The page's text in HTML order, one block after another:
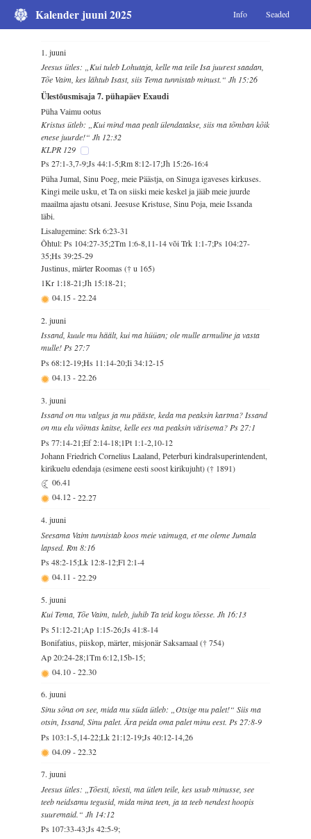
Kalender juuni 2025 Info Seaded
1. juuni
Jeesus ütles: „Kui tuleb Lohutaja, kelle ma teile Isa juurest saadan,
Tõe Vaim, kes lähtub Isast, siis Tema tunnistab minust.“ Jh 15:26
Ülestõusmisaja 7. pühapäev Exaudi
Püha Vaimu ootus
Kristus ütleb: „Kui mind maa pealt ülendatakse, siis ma tõmban kõik
enese juurde!“ Jh 12:32
KLPR 129
Ps 27:1-3,7-9;Js 44:1-5;Rm 8:12-17;Jh 15:26-16:4
Püha Jumal, Sinu Poeg, meie Päästja, on Sinuga igaveses kirkuses.
Kingi meile usku, et Ta on siiski meie keskel ja jääb meie juurde
maailma ajastu otsani. Jeesuse Kristuse, Sinu Poja, meie Issanda
läbi.
Lisalugemine: Srk 6:23-31
Õhtul: Ps 104:27-35;2Tm 1:6-8,11-14 või Trk 1:1-7;Ps 104:27-
35;Hs 39:25-29
Justinus, märter Roomas († u 165)
1Kr 1:18-21;Jh 15:18-21;
04.15-22.24
2. juuni
Issand, kuule mu häält, kui ma hüüan; ole mulle armuline ja vasta
mulle! Ps 27:7
Ps 68:12-19;Hs 11:14-20;Ii 34:12-15
04.13 -22.26
3. juuni
Issand on mu valgus ja mu pääste, keda ma peaksin kartma? Issand
on mu elu võimas kaitse, kelle ees ma peaksin värisema? Ps 27:1
Ps 77:14-21;Ef 2:14-18;1Pt 1:1-2,10-12
Johann Friedrich Cornelius Laaland, Peterburi kindralsuperintendent,
kirikuelu edendaja (esimene eesti soost kirikujuht) († 1891)
06.41
04.12-22.27
4. juuni
Seesama Vaim tunnistab koos meie vaimuga, et me oleme Jumala
lapsed. Rm 8:16
Ps 48:2-15;Lk 12:8-12;Fl 2:1-4
04.11 -22.29
5. juuni
Kui Tema, Tõe Vaim, tuleb, juhib Ta teid kogu tõesse. Jh 16:13
Ps 51:12-21;Ap 1:15-26;Js 41:8-14
Bonifatius, piiskop, märter, misjonär Saksamaal († 754)
Ap 20:24-28;1Tm 6:12,15b-15;
04.10-22.30
6. juuni
Sinu sõna on see, mida mu süda ütleb: „Otsige mu palet!“ Siis ma
otsin, Issand, Sinu palet. Ära peida oma palet minu eest. Ps 27:8-9
Ps 103:1-5,14-22;Lk 21:12-19;Js 40:12-14,26
04.09-22.32
7. juuni
Jeesus ütles: „Tõesti, tõesti, ma ütlen teile, kes usub minusse, see
teeb neidsamu tegusid, mida mina teen, ja ta teeb nendest hoopis
suuremaid.“ Jh 14:12
Ps 107:33-43;Js 42:5-9;